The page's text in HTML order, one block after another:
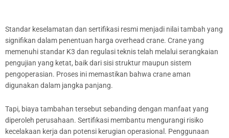
Standar keselamatan dan sertifikasi resmi menjadi nilai tambah yang
signifikan dalam penentuan harga overhead crane. Crane yang
memenuhi standar K3 dan regulasi teknis telah melalui serangkaian
pengujian yang ketat, baik dari sisi struktur maupun sistem
pengoperasian. Proses ini memastikan bahwa crane aman
digunakan dalam jangka panjang.
Tapi, biaya tambahan tersebut sebanding dengan manfaat yang
diperoleh perusahaan. Sertifikasi membantu mengurangi risiko
kecelakaan kerja dan potensi kerugian operasional. Penggunaan